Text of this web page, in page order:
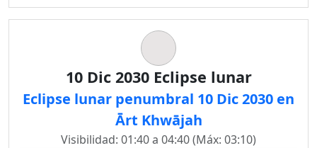
10 Dic 2030 Eclipse lunar
Eclipse lunar penumbral 10 Dic 2030 en
Ārt Khwājah
Visibilidad: 01:40 a 04:40 (Máx: 03:10)